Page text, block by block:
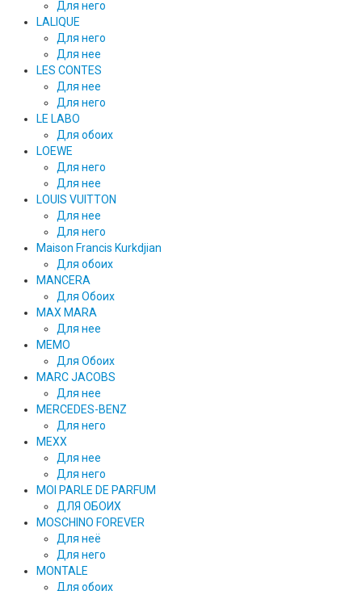
Для него
LALIQUE
Для него
Для нее
LES CONTES
Для нее
Для него
LE LABO
Для обоих
LOEWE
Для него
Для нее
LOUIS VUITTON
Для нее
Для него
Maison Francis Kurkdjian
Для обоих
MANCERA
Для Обоих
MAX MARA
Для нее
MEMO
Для Обоих
MARC JACOBS
Для нее
MERCEDES-BENZ
Для него
MEXX
Для нее
Для него
MOI PARLE DE PARFUM
ДЛЯ ОБОИХ
MOSCHINO FOREVER
Для неё
Для него
MONTALE
Для обоих